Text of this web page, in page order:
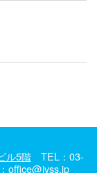
ル5階TEL：03-
office@jvss.jp